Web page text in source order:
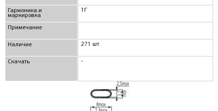
Гармоника и
маркировка
Примечание
Наличие
Скачать
1Г
271 шт.
-